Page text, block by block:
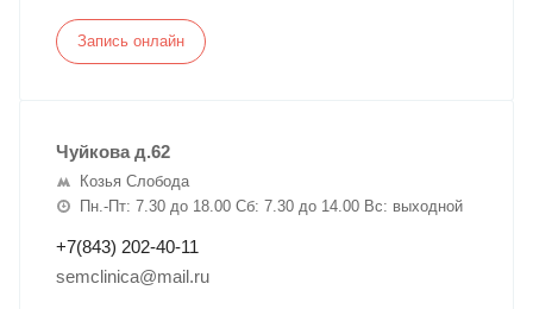
Запись онлайн
Чуйкова д.62
Козья Слобода
Пн.-Пт: 7.30 до 18.00 Сб: 7.30 до 14.00 Вс: выходной
+7(843) 202-40-11
semclinica@mail.ru